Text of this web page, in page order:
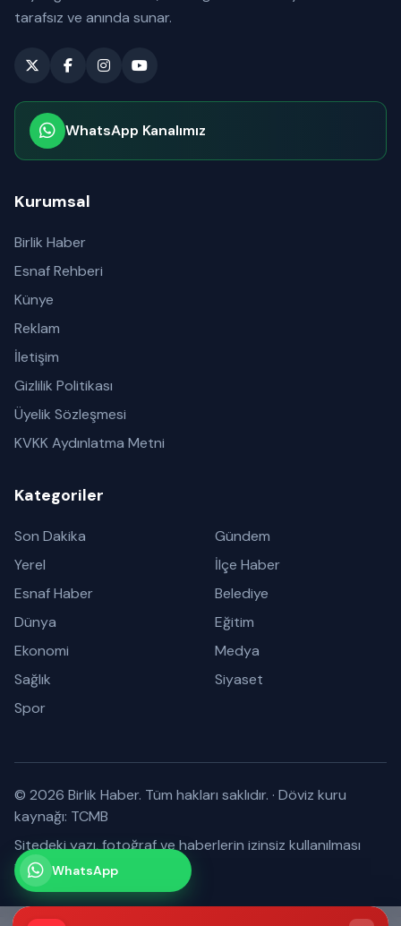
tarafsız ve anında sunar.
WhatsApp Kanalımız
Kurumsal
Birlik Haber
Esnaf Rehberi
Künye
Reklam
İletişim
Gizlilik Politikası
Üyelik Sözleşmesi
KVKK Aydınlatma Metni
Kategoriler
Son Dakika
Gündem
Yerel
İlçe Haber
Esnaf Haber
Belediye
Dünya
Eğitim
Ekonomi
Medya
Sağlık
Siyaset
Spor
© 2026 Birlik Haber. Tüm hakları saklıdır. · Döviz kuru
kaynağı: TCMB
Sitedeki yazı, fotoğraf ve haberlerin izinsiz kullanılması
yasaktır.WhatsApp
Kanalımız
Abone olabilirsiniz